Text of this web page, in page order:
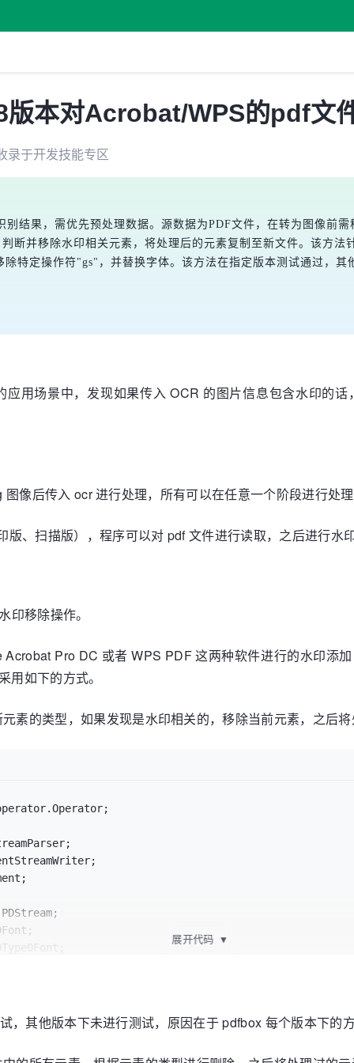
本对Acrobat/WPS的pdf文
录于开发技能专区
结果，需优先预处理数据。源数据为PDF文件，在转为图像前
断并移除水印相关元素，将处理后的元素复制至新文件。该方法
特定操作符"gs"，并替换字体。该方法在指定版本测试通过，
用场景中，发现如果传入 OCR 的图片信息包含水印的
像后传入 ocr 进行处理，所有可以在任意一个阶段进行处
、扫描版），程序可以对 pdf 文件进行读取，之后进行水
移除操作。
Pro DC 或者 WPS PDF 这两种软件进行的水印添
如下的方式。
的类型，如果发现是水印相关的，移除当前元素，之后
展开代码 ▼
其他版本下未进行测试，原因在于 pdfbox 每个版本下的